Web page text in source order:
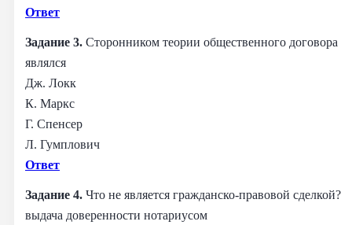
Ответ
Задание 3. Сторонником теории общественного договора
являлся
Дж. Локк
К. Маркс
Г. Спенсер
Л. Гумплович
Ответ
Задание 4. Что не является гражданско-правовой сделкой?
выдача доверенности нотариусом